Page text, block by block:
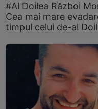
#Al Doilea Război
Cea mai mare
timpul celui de-al